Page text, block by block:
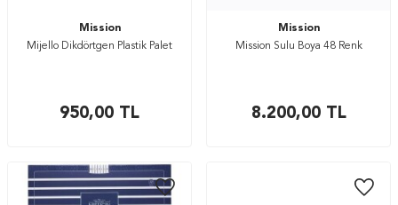
Mission
Mijello Dikdörtgen Plastik Palet
950,00 TL
Mission
Mission Sulu Boya 48 Renk
8.200,00TL